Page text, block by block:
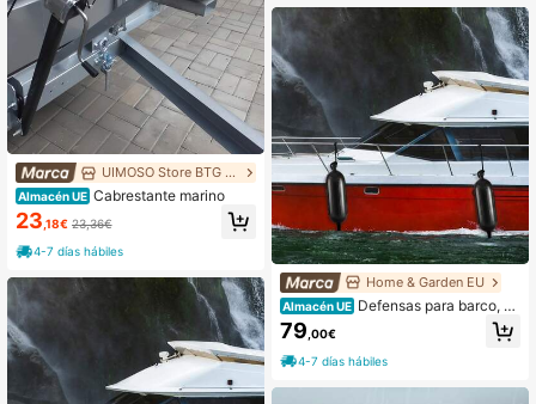
UIMOSO Store BTG EU
Almacén UE Cabrestante marino
23,18€ 23,36€
4-7 días hábiles
Home & Garden EU
Almacén UE Defensas para barco, de
fensas de 8.5" x 26" para atraque, d
efensa inflable acanalada con orific
ios centrales, defensa de atraque m
arina para barco con bomba de aire,
4 agujas y 4 cuerdas y bolsa de alm
79 ,00€
4-7 días hábiles